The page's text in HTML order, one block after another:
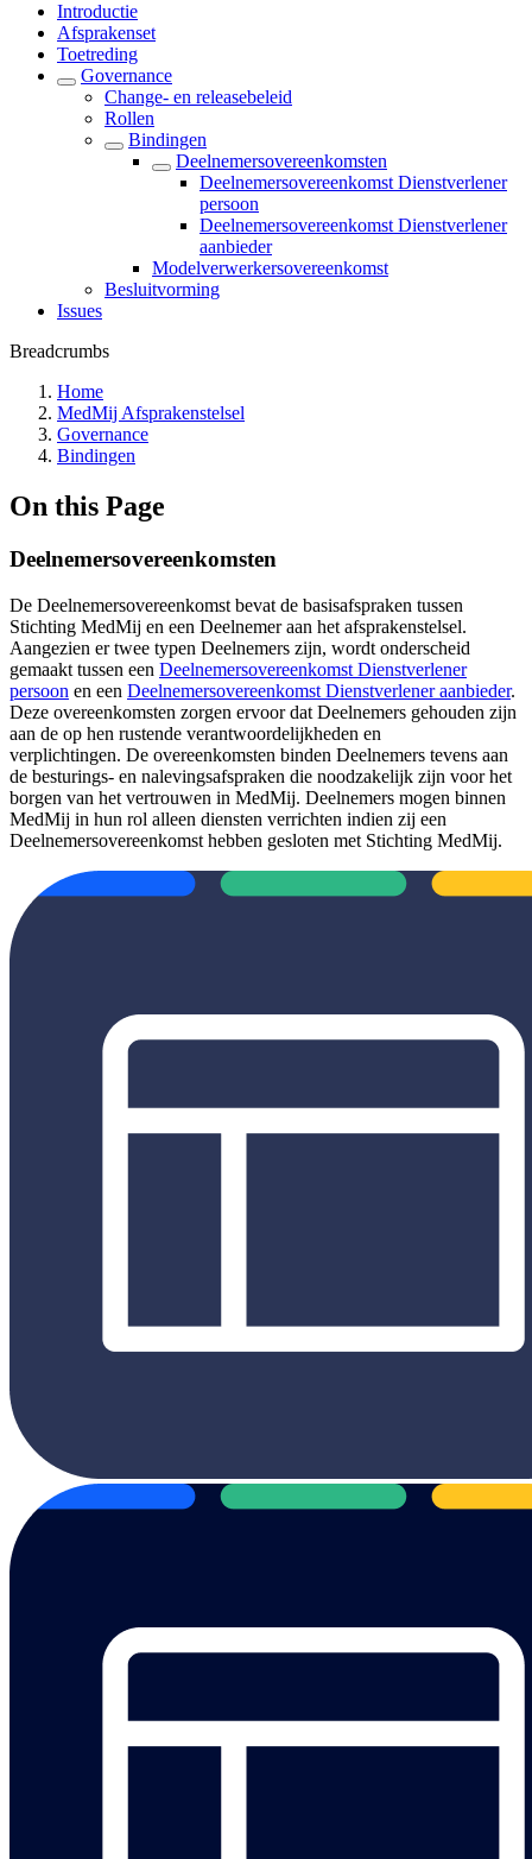
Introductie
Afsprakenset
Toetreding
Governance
Change- en releasebeleid
Rollen
Bindingen
Deelnemersovereenkomsten
Deelnemersovereenkomst Dienstverlener
persoon
Deelnemersovereenkomst Dienstverlener
aanbieder
Modelverwerkersovereenkomst
Besluitvorming
Issues
Breadcrumbs
Home
MedMij Afsprakenstelsel
Governance
Bindingen
On this Page
Deelnemersovereenkomsten
De Deelnemersovereenkomst bevat de basisafspraken tussen
Stichting MedMij en een Deelnemer aan het afsprakenstelsel.
Aangezien er twee typen Deelnemers zijn, wordt onderscheid
gemaakt tussen een Deelnemersovereenkomst Dienstverlener
persoon en een Deelnemersovereenkomst Dienstverlener aanbieder.
Deze overeenkomsten zorgen ervoor dat Deelnemers gehouden zijn
aan de op hen rustende verantwoordelijkheden en
verplichtingen. De overeenkomsten binden Deelnemers tevens aan
de besturings- en nalevingsafspraken die noodzakelijk zijn voor het
borgen van het vertrouwen in MedMij. Deelnemers mogen binnen
MedMij in hun rol alleen diensten verrichten indien zij een
Deelnemersovereenkomst hebben gesloten met Stichting MedMij.